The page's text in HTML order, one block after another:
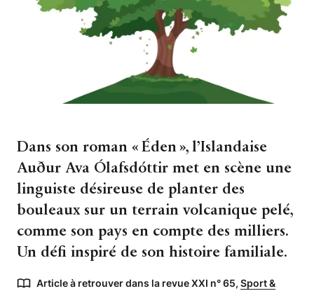
Dans son roman « Éden », l’Islandaise
Auður Ava Ólafsdóttir met en scène une
linguiste désireuse de planter des
bouleaux sur un terrain volcanique pelé,
comme son pays en compte des milliers.
Un défi inspiré de son histoire familiale.
Article à retrouver dans la revue XXI n° 65, Sport &